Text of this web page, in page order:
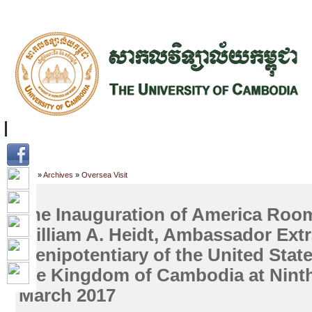
Home »Archives » Oversea Visit
The Inauguration of America
William A. Heidt, Ambassador
Plenipotentiary of the United
the Kingdom of Cambodia at
March 2017